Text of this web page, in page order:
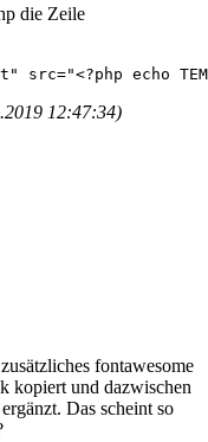
die Zeile
echo
12:47:34)
fontawesome
kopiert und dazwischen
Das scheint so